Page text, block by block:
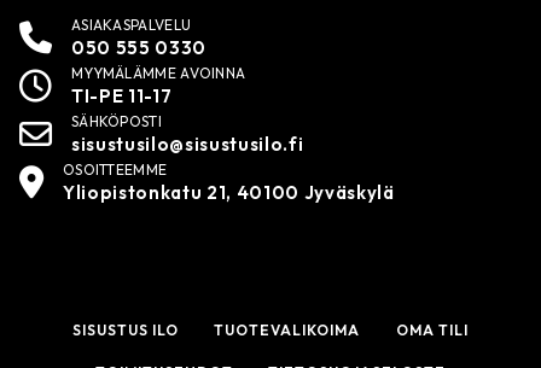
ASIAKASPALVELU
050 555 0330
MYYMÄLÄMME AVOINNA
TI-PE 11-17
SÄHKÖPOSTI
sisustusilo@sisustusilo.fi
OSOITTEEMME
Yliopistonkatu 21, 40100 Jyväskylä
SISUSTUS ILO TUOTEVALIKOIMA OMA TILI